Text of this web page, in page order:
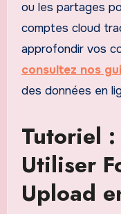
ou les partages
comptes cloud
approfondir vos
consultez nos
des données en
Tutoriel
Utiliser
Upload